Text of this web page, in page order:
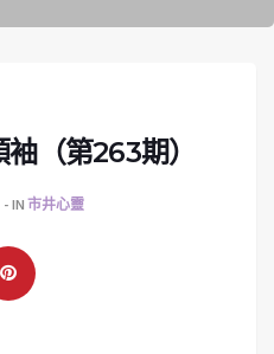
（第263期）
IN 市井心靈